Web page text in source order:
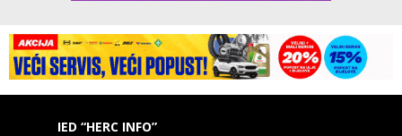
IED “HERC INFO”